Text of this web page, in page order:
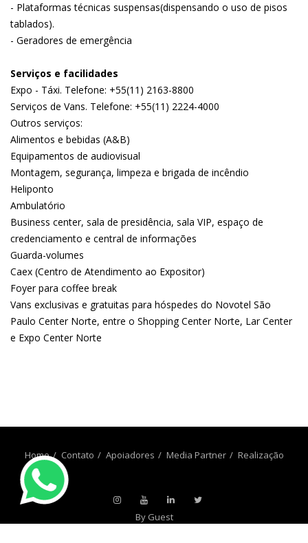
- Plataformas técnicas suspensas(dispensando o uso de pisos
tablados).
- Geradores de emergência
Serviços e facilidades
Expo - Táxi. Telefone: +55(11) 2163-8800
Serviços de Vans. Telefone: +55(11) 2224-4000
Outros serviços:
Alimentos e bebidas (A&B)
Equipamentos de audiovisual
Montagem, segurança, limpeza e brigada de incêndio
Heliponto
Ambulatório
Business center, sala de presidência, sala VIP, espaço de
credenciamento e central de informações
Guarda-volumes
Caex (Centro de Atendimento ao Expositor)
Foyer para coffee break
Vans exclusivas e gratuitas para hóspedes do Novotel São
Paulo Center Norte, entre o Shopping Center Norte, Lar Center
e Expo Center Norte
Home Contato Apoiadores Media Partner Realização
By Guest